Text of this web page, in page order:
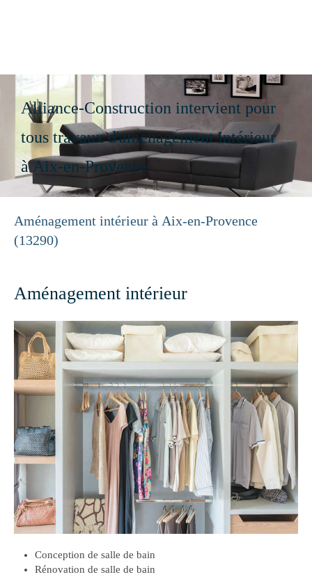
Alliance-Construction intervient pour
tous travaux d'aménagement intérieur
à Aix-en-Provence
Aménagement intérieur à Aix-en-Provence
(13290)
Aménagement intérieur
Conception de salle de bain
Rénovation de salle de bain